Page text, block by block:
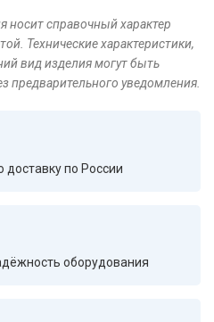
носит справочный характер
Технические характеристики,
вид изделия могут быть
предварительного уведомления.
по России
оборудования